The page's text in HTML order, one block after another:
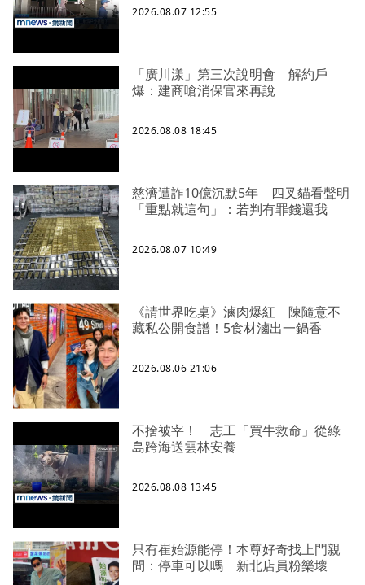
2026.08.07 12:55
「廣川漾」第三次說明會 解約戶
爆：建商嗆消保官來再說
2026.08.08 18:45
慈濟遭詐10億沉默5年 四叉貓看聲明
「重點就這句」：若判有罪錢還我
2026.08.07 10:49
《請世界吃桌》滷肉爆紅 陳隨意不
藏私公開食譜！5食材滷出一鍋香
2026.08.06 21:06
不捨被宰！ 志工「買牛救命」從綠
島跨海送雲林安養
2026.08.08 13:45
只有崔始源能停！本尊好奇找上門親
問：停車可以嗎 新北店員粉樂壞